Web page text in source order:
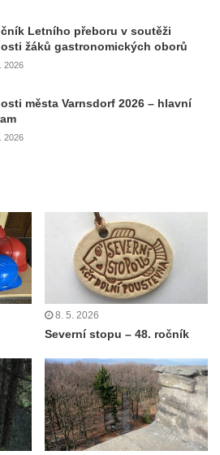
Letního přeboru v soutěži
žáků gastronomických oborů
2026
města Varnsdorf 2026 – hlavní
2026
8. 5. 2026
Severní stopu – 48. ročník